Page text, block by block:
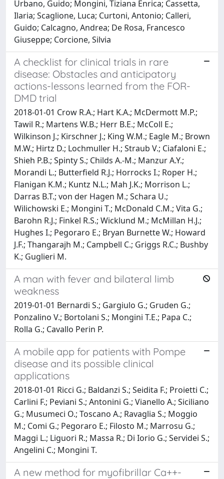
Urbano, Guido; Mongini, Tiziana Enrica; Cassetta,
Ilaria; Scaglione, Luca; Curtoni, Antonio; Calleri,
Guido; Calcagno, Andrea; De Rosa, Francesco
Giuseppe; Corcione, Silvia
A checklist for clinical trials in rare
disease: Obstacles and anticipatory
actions-lessons learned from the FOR-
DMD trial
2018-01-01 Crow R.A.; Hart K.A.; McDermott M.P.;
Tawil R.; Martens W.B.; Herr B.E.; McColl E.;
Wilkinson J.; Kirschner J.; King W.M.; Eagle M.; Brown
M.W.; Hirtz D.; Lochmuller H.; Straub V.; Ciafaloni E.;
Shieh P.B.; Spinty S.; Childs A.-M.; Manzur A.Y.;
Morandi L.; Butterfield R.J.; Horrocks I.; Roper H.;
Flanigan K.M.; Kuntz N.L.; Mah J.K.; Morrison L.;
Darras B.T.; von der Hagen M.; Schara U.;
Wilichowski E.; Mongini T.; McDonald C.M.; Vita G.;
Barohn R.J.; Finkel R.S.; Wicklund M.; McMillan H.J.;
Hughes I.; Pegoraro E.; Bryan Burnette W.; Howard
J.F.; Thangarajh M.; Campbell C.; Griggs R.C.; Bushby
K.; Guglieri M.
A man with fever and bilateral limb
weakness
2019-01-01 Bernardi S.; Gargiulo G.; Gruden G.;
Ponzalino V.; Bortolani S.; Mongini T.E.; Papa C.;
Rolla G.; Cavallo Perin P.
A mobile app for patients with Pompe
disease and its possible clinical
applications
2018-01-01 Ricci G.; Baldanzi S.; Seidita F.; Proietti C.;
Carlini F.; Peviani S.; Antonini G.; Vianello A.; Siciliano
G.; Musumeci O.; Toscano A.; Ravaglia S.; Moggio
M.; Comi G.; Pegoraro E.; Filosto M.; Marrosu G.;
Maggi L.; Liguori R.; Massa R.; Di Iorio G.; Servidei S.;
Angelini C.; Mongini T.
A new method for myofibrillar Ca++-